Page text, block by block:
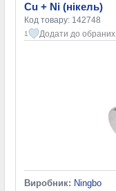
Cu + Ni (нікель)
Код товару: 142748
1 Додати до обраних
Виробник: Ningbo